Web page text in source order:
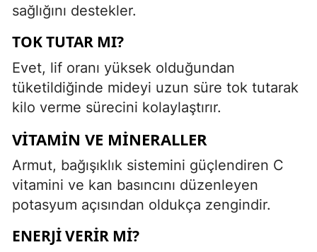
sağlığını destekler.
TOK TUTAR MI?
Evet, lif oranı yüksek olduğundan
tüketildiğinde mideyi uzun süre tok tutarak
kilo verme sürecini kolaylaştırır.
VITAMIN VE MINERALLER
Armut, bağışıklık sistemini güçlendiren C
vitamini ve kan basıncını düzenleyen
potasyum açısından oldukça zengindir.
ENERJI VERIR MI?